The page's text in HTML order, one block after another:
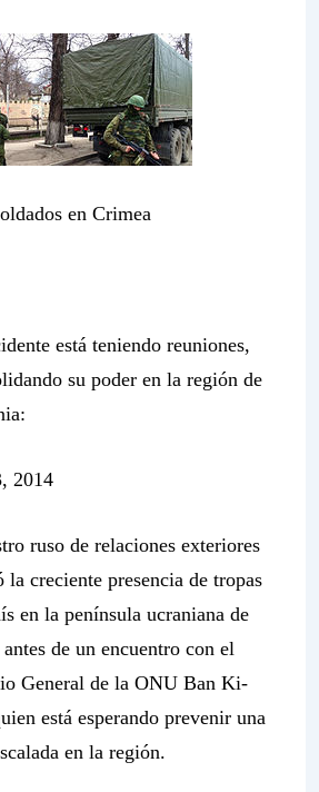
en Crimea
está teniendo reuniones,
su poder en la región de
2014
ruso de relaciones exteriores
la creciente presencia de tropas
en la península ucraniana de
de un encuentro con el
General de la ONU Ban Ki-
está esperando prevenir una
en la región.